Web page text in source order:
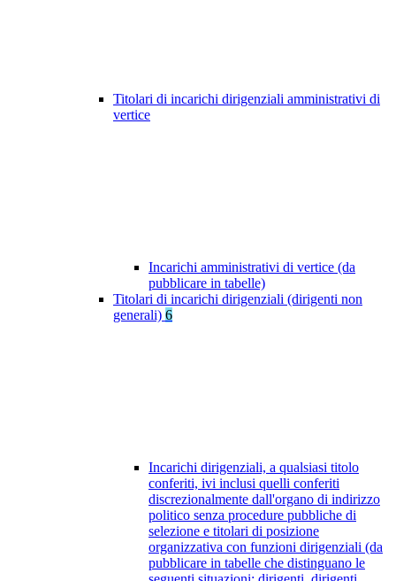
Titolari di incarichi dirigenziali amministrativi di
vertice
Incarichi amministrativi di vertice (da
pubblicare in tabelle)
Titolari di incarichi dirigenziali (dirigenti non
generali) 6
Incarichi dirigenziali, a qualsiasi titolo
conferiti, ivi inclusi quelli conferiti
discrezionalmente dall'organo di indirizzo
politico senza procedure pubbliche di
selezione e titolari di posizione
organizzativa con funzioni dirigenziali (da
pubblicare in tabelle che distinguano le